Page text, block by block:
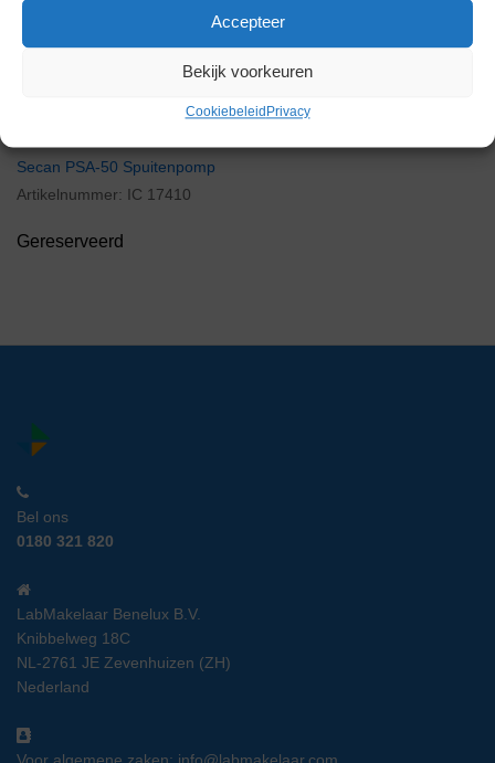
Accepteer
Bekijk voorkeuren
Cookiebeleid Privacy
Gereserveerd
Secan PSA-50 Spuitenpomp
Artikelnummer: IC 17410
Gereserveerd
Bel ons
0180 321 820
LabMakelaar Benelux B.V.
Knibbelweg 18C
NL-2761 JE Zevenhuizen (ZH)
Nederland
Voor algemene zaken: info@labmakelaar.com